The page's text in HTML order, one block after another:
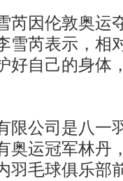
因伦敦奥运
雪芮表示，相
好自己的身体
公司是八一
奥运冠军林丹
羽毛球俱乐部